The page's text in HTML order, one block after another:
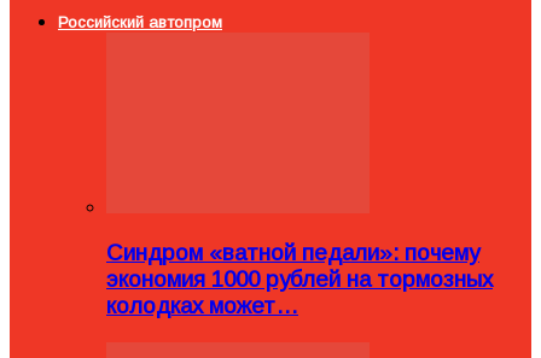
Российский автопром
Синдром «ватной педали»: почему
экономия 1000 рублей на тормозных
колодках может…